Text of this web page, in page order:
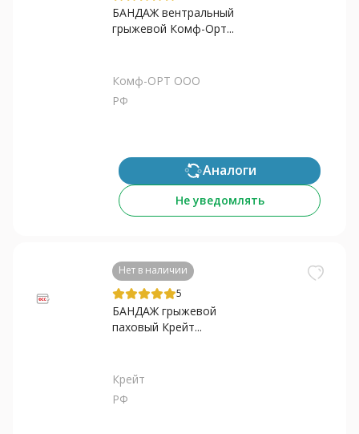
БАНДАЖ вентральный
грыжевой Комф-Орт...
Комф-ОРТ ООО
РФ
Аналоги
Не уведомлять
Нет в наличии
5
БАНДАЖ грыжевой
паховый Крейт...
Крейт
РФ